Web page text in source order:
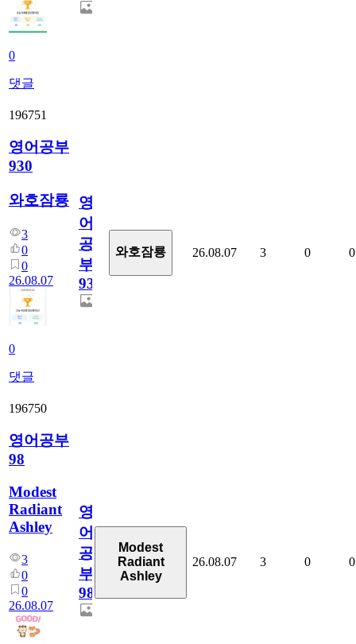
0
댓글
196751
영어공부
930
와호잠룡
3
0
0
26.08.07
0
댓글
영
어
공
부
930
와호잠룡 26.08.07 3 0 0
196750
영어공부
98
Modest
Radiant
Ashley
3
0
0
26.08.07
영
어
공
부
98
Modest
Radiant
Ashley
26.08.07 3 0 0